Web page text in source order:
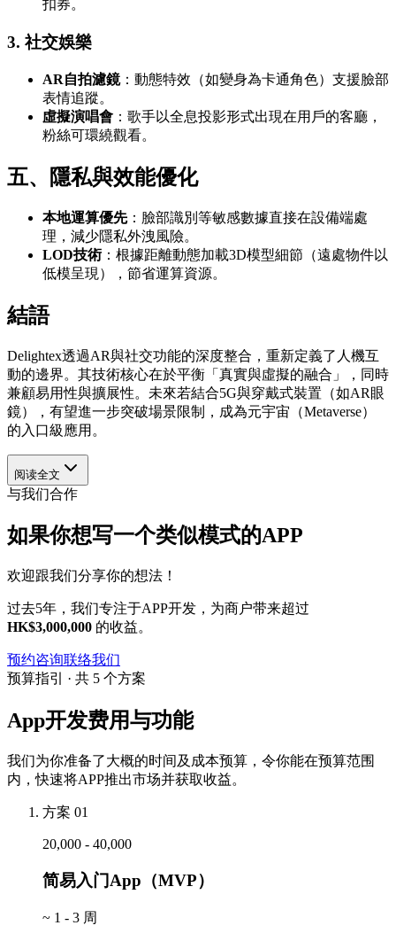
扣券。
3. 社交娛樂
AR自拍濾鏡：動態特效（如變身為卡通角色）支援臉部
表情追蹤。
虛擬演唱會 ：歌手以全息投影形式出現在用戶的客廳，
粉絲可環繞觀看。
五、隱私與效能優化
本地運算優先：臉部識別等敏感數據直接在設備端處
理，減少隱私外洩風險。
LOD技術：根據距離動態加載3D模型細節（遠處物件以
低模呈現），節省運算資源。
結語
Delightex透過AR與社交功能的深度整合，重新定義了人機互
動的邊界。其技術核心在於平衡「真實與虛擬的融合」，同時
兼顧易用性與擴展性。未來若結合5G與穿戴式裝置（如AR眼
鏡），有望進一步突破場景限制，成為元宇宙（Metaverse）
的入口級應用。
阅读全文
与我们合作
如果你想写一个类似模式的APP
欢迎跟我们分享你的想法！
过去5年，我们专注于APP开发，为商户带来超过
HK$3,000,000 的收益。
预约咨询联络我们
预算指引 · 共 5 个方案
App开发费用与功能
我们为你准备了大概的时间及成本预算，令你能在预算范围
内，快速将APP推出市场并获取收益。
方案 01
20,000 - 40,000
简易入门App（MVP）
~ 1 - 3 周